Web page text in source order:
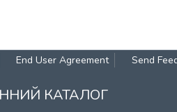
End User Agreement Send
КАТАЛОГ